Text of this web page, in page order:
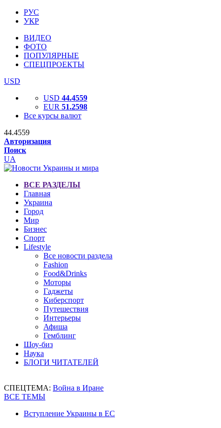
РУС
УКР
ВИДЕО
ФОТО
ПОПУЛЯРНЫЕ
СПЕЦПРОЕКТЫ
USD
USD 44.4559
EUR 51.2598
Все курсы валют
44.4559
Авторизация
Поиск
UA
ВСЕ РАЗДЕЛЫ
Главная
Украина
Город
Мир
Бизнес
Спорт
Lifestyle
Все новости раздела
Fashion
Food&Drinks
Моторы
Гаджеты
Киберспорт
Путешествия
Интерьеры
Афиша
Гемблинг
Шоу-биз
Наука
БЛОГИ ЧИТАТЕЛЕЙ
СПЕЦТЕМА: Война в Иране
ВСЕ ТЕМЫ
Вступление Украины в ЕС